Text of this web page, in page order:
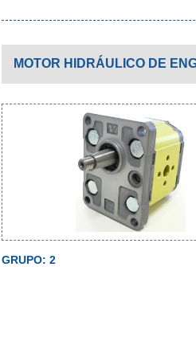
MOTOR HIDRÁULICO DE
GRUPO: 2